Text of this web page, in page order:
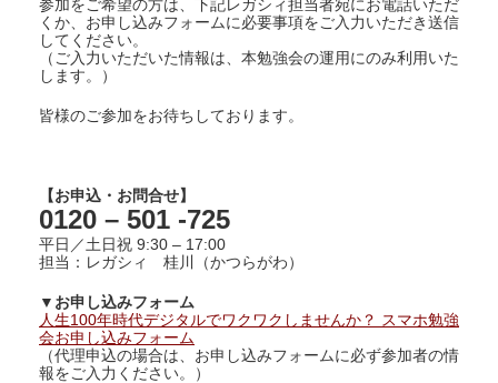
参加をご希望の方は、下記レガシィ担当者宛にお電話いただ
くか、お申し込みフォームに必要事項をご入力いただき送信
してください。
（ご入力いただいた情報は、本勉強会の運用にのみ利用いた
します。）
皆様のご参加をお待ちしております。
【お申込・お問合せ】
0120 – 501 -725
平日／土日祝 9:30 – 17:00
担当：レガシィ 桂川（かつらがわ）
▼お申し込みフォーム
人生100年時代デジタルでワクワクしませんか？ スマホ勉強
会お申し込みフォーム
（代理申込の場合は、お申し込みフォームに必ず参加者の情
報をご入力ください。）